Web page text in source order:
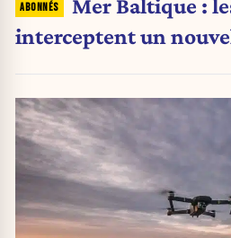
interceptent un